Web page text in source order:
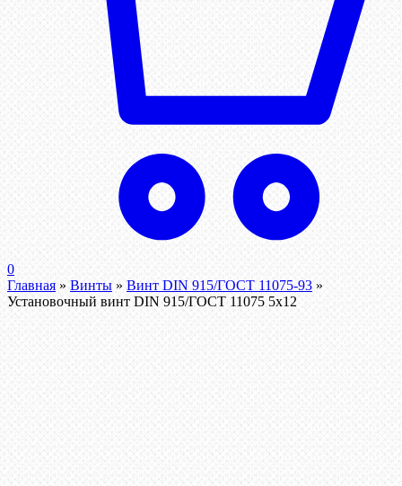
0
Главная » Винты » Винт DIN 915/ГОСТ 11075-93 »
Установочный винт DIN 915/ГОСТ 11075 5х12